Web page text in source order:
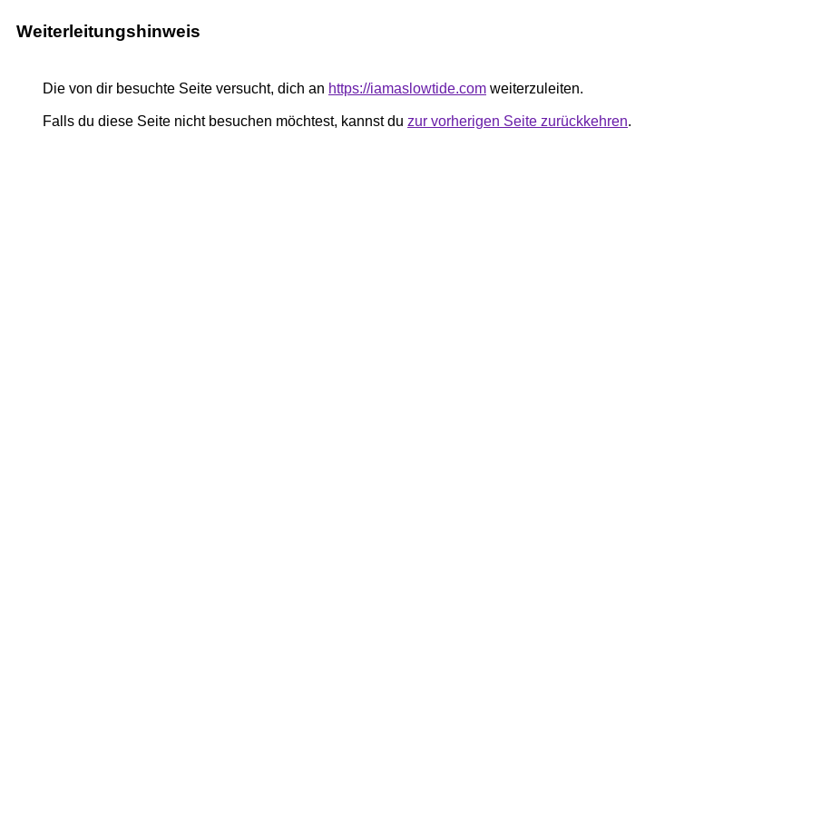
Weiterleitungshinweis
Die von dir besuchte Seite versucht, dich an https://iamaslowtide.com weiterzuleiten.
Falls du diese Seite nicht besuchen möchtest, kannst du zur vorherigen Seite zurückkehren.